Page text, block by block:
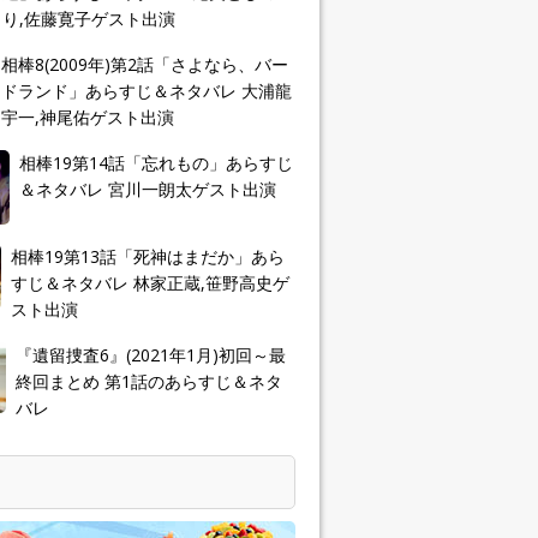
り,佐藤寛子ゲスト出演
相棒8(2009年)第2話「さよなら、バー
ドランド」あらすじ＆ネタバレ 大浦龍
宇一,神尾佑ゲスト出演
相棒19第14話「忘れもの」あらすじ
＆ネタバレ 宮川一朗太ゲスト出演
相棒19第13話「死神はまだか」あら
すじ＆ネタバレ 林家正蔵,笹野高史ゲ
スト出演
『遺留捜査6』(2021年1月)初回～最
終回まとめ 第1話のあらすじ＆ネタ
バレ